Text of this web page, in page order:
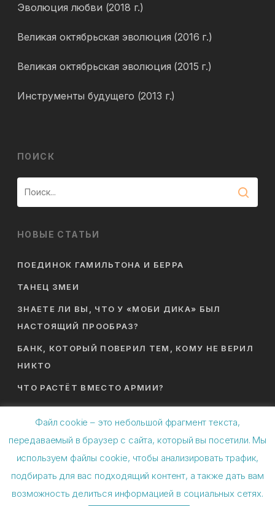
Эволюция любви (2018 г.)
Великая октябрьская эволюция (2016 г.)
Великая октябрьская эволюция (2015 г.)
Инструменты будущего (2013 г.)
ПОИСК
НОВЫЕ СТАТЬИ
ПОЕДИНОК ГАМИЛЬТОНА И БЕРРА
ТАНЕЦ ЗМЕИ
ЗНАЕТЕ ЛИ ВЫ, ЧТО У «МОБИ ДИКА» БЫЛ
НАСТОЯЩИЙ ПРООБРАЗ?
БАНК, КОТОРЫЙ ПОВЕРИЛ ТЕМ, КОМУ НЕ ВЕРИЛ
НИКТО
ЧТО РАСТЁТ ВМЕСТО АРМИИ?
Николаевич
Файл cookie – это небольшой фрагмент текста,
передаваемый в браузер с сайта, который вы посетили. Мы
используем файлы cookie, чтобы анализировать трафик,
подбирать для вас подходящий контент, а также дать вам
возможность делиться информацией в социальных сетях.